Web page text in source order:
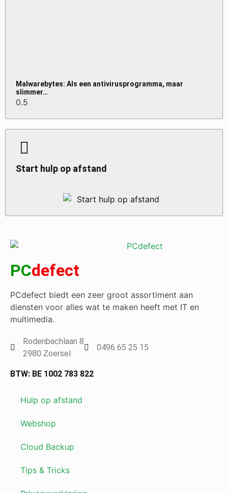
Malwarebytes: Als een antivirusprogramma, maar
slimmer…
Start hulp op afstand
PCdefect
PCdefect biedt een zeer groot assortiment aan
diensten voor alles wat te maken heeft met IT en
multimedia.
Rodenbachlaan 8
2980 Zoersel
0496 65 25 15
BTW: BE 1002 783 822
Hulp op afstand
Webshop
Cloud Backup
Tips & Tricks